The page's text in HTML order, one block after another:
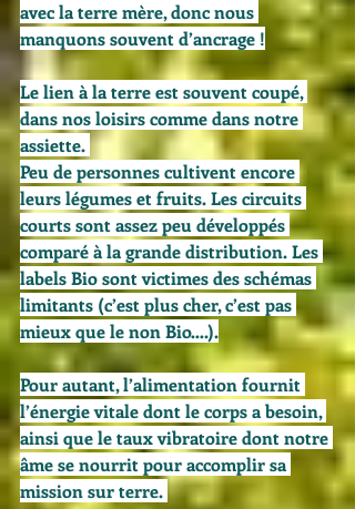
avec la terre mère, donc nous
manquons souvent d’ancrage !
Le lien à la terre est souvent coupé,
dans nos loisirs comme dans notre
assiette.
Peu de personnes cultivent encore
leurs légumes et fruits. Les circuits
courts sont assez peu développés
comparé à la grande distribution. Les
labels Bio sont victimes des schémas
limitants (c’est plus cher, c’est pas
mieux que le non Bio….).
Pour autant, l’alimentation fournit
l’énergie vitale dont le corps a besoin,
ainsi que le taux vibratoire dont notre
âme se nourrit pour accomplir sa
mission sur terre.